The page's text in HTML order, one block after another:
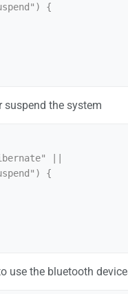
suspend the system
use the bluetooth